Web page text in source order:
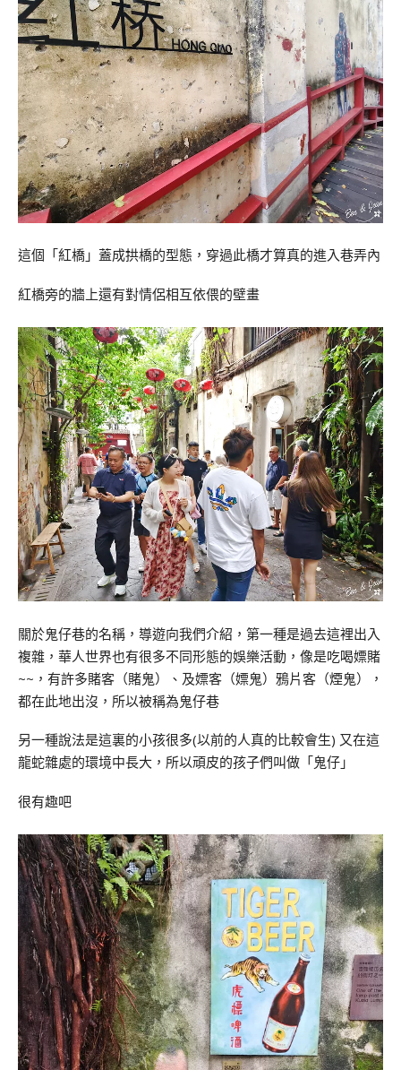
這個「紅橋」蓋成拱橋的型態，穿過此橋才算真的進入巷弄內
紅橋旁的牆上還有對情侶相互依偎的壁畫
關於鬼仔巷的名稱，導遊向我們介紹，第一種是過去這裡出入
複雜，華人世界也有很多不同形態的娛樂活動，像是吃喝嫖賭
~~，有許多賭客（賭鬼）、及嫖客（嫖鬼）鴉片客（煙鬼），
都在此地出沒，所以被稱為鬼仔巷
另一種說法是這裏的小孩很多(以前的人真的比較會生) 又在這
龍蛇雜處的環境中長大，所以頑皮的孩子們叫做「鬼仔」
很有趣吧